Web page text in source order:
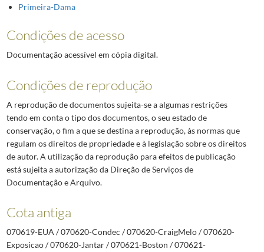
Primeira-Dama
Condições de acesso
Documentação acessível em cópia digital.
Condições de reprodução
A reprodução de documentos sujeita-se a algumas restrições
tendo em conta o tipo dos documentos, o seu estado de
conservação, o fim a que se destina a reprodução, às normas que
regulam os direitos de propriedade e à legislação sobre os direitos
de autor. A utilização da reprodução para efeitos de publicação
está sujeita a autorização da Direção de Serviços de
Documentação e Arquivo.
Cota antiga
070619-EUA / 070620-Condec / 070620-CraigMelo / 070620-
Exposicao / 070620-Jantar / 070621-Boston / 070621-